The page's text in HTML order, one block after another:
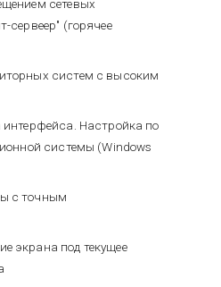
сетевых
сервеер" (горячее
систем с высоким
Настройка по
системы (Windows
с точным
экрана под текущее